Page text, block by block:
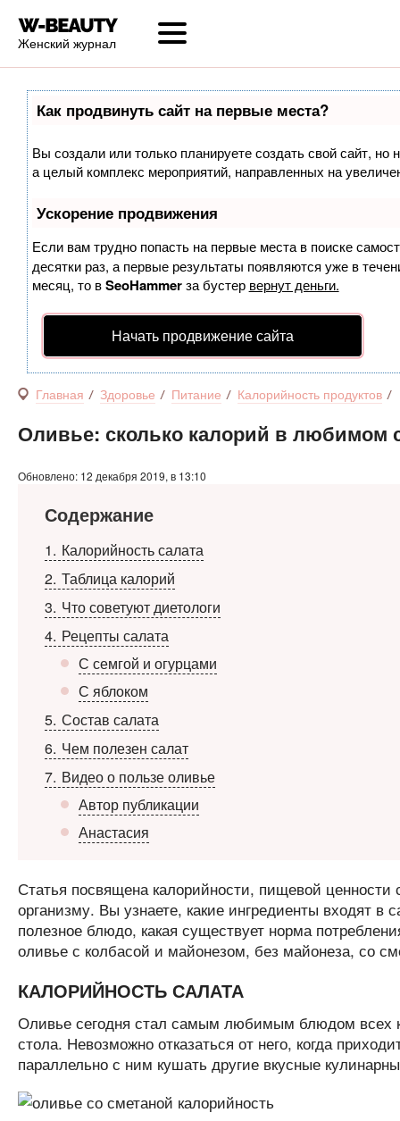
Женский журнал
Как продвинуть сайт на первые места?
Вы создали или только планируете создать свой сайт, но
а целый комплекс мероприятий, направленных на
Ускорение продвижения
Если вам трудно попасть на первые места в поиске
десятки раз, а первые результаты появляются уже в
месяц, то вSeoHammerза бустер вернут деньги.
Начать продвижение сайта
Главная Здоровье Питание Калорийность продуктов
Оливье: сколько калорий в любимом
Обновлено: 12 декабря 2019, в 13:10
Содержание
1
Калорийность салата
2 Таблица калорий
3 Что советуют диетологи
4 Рецепты салата
С семгой и огурцами
С яблоком
5 Состав салата
6 Чем полезен салат
7 Видео о пользе оливье
Автор публикации
Анастасия
Статья посвящена калорийности, пищевой ценности
организму. Вы узнаете, какие ингредиенты входят в
полезное блюдо, какая существует норма
оливье с колбасой и майонезом, без майонеза, со
КАЛОРИЙНОСТЬ САЛАТА
Оливье сегодня стал самым любимым блюдом всех
стола. Невозможно отказаться от него, когда
параллельно с ним кушать другие вкусные